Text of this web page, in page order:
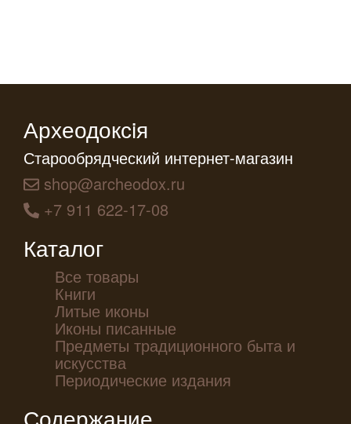
Археодоксiя
Старообрядческий интернет-магазин
shop@archeodox.ru
+7 911 622-17-08
Каталог
Все товары
Книги
Литые иконы
Иконы писанные
Предметы традиционного быта и
искусства
Периодические издания
Содержание